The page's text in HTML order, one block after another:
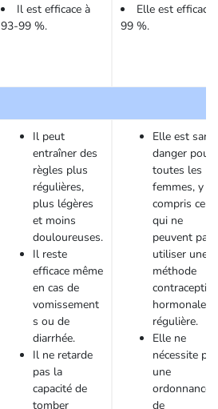
Il est efficace à
93-99 %.
Il peut
entraîner des
règles plus
régulières,
plus légères
et moins
douloureuses.
Il reste
efficace même
en cas de
vomissement
s ou de
diarrhée.
Il ne retarde
pas la
capacité de
tomber
Elle est efficace
99 %.
Elle est sans
danger pour
toutes les
femmes, y
compris
qui ne
peuvent pas
utiliser une
méthode
contraceptive
hormonale
régulière.
Elle ne
nécessite pas
une
ordonnance
de